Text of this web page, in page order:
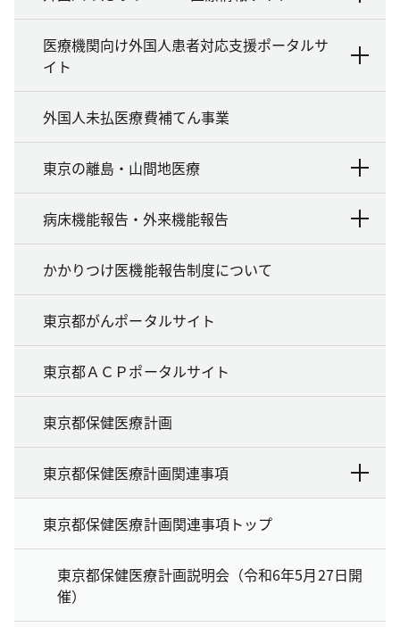
医療機関向け外国人患者対応支援ポータルサ
イト
外国人未払医療費補てん事業
東京の離島・山間地医療
病床機能報告・外来機能報告
かかりつけ医機能報告制度について
東京都がんポータルサイト
東京都ＡＣＰポータルサイト
東京都保健医療計画
東京都保健医療計画関連事項
東京都保健医療計画関連事項トップ
東京都保健医療計画説明会（令和6年5月27日開
催）